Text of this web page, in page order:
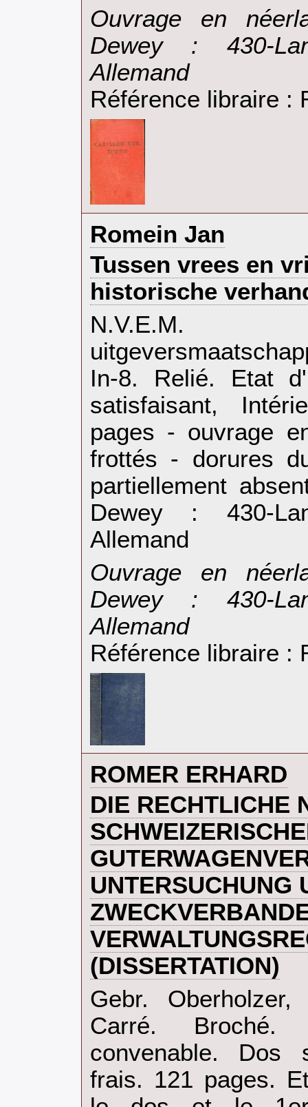
‎Ouvrage en
Dewey : 430-
Allemand‎
Référence libraire :
‎Romein Jan‎
‎Tussen vrees en
historische
In-8. Relié. Etat
satisfaisant,
pages - ouvrage
frottés - dorures
partiellement
Dewey : 430-
Allemand‎
‎Ouvrage en
Dewey : 430-
Allemand‎
Référence libraire :
‎ROMER ERHARD‎
‎DIE RECHTLICHE
UNTERSUCHUNG
(DISSERTATION)‎
‎Gebr.
Carré.
convenable. Dos
frais. 121 pages.